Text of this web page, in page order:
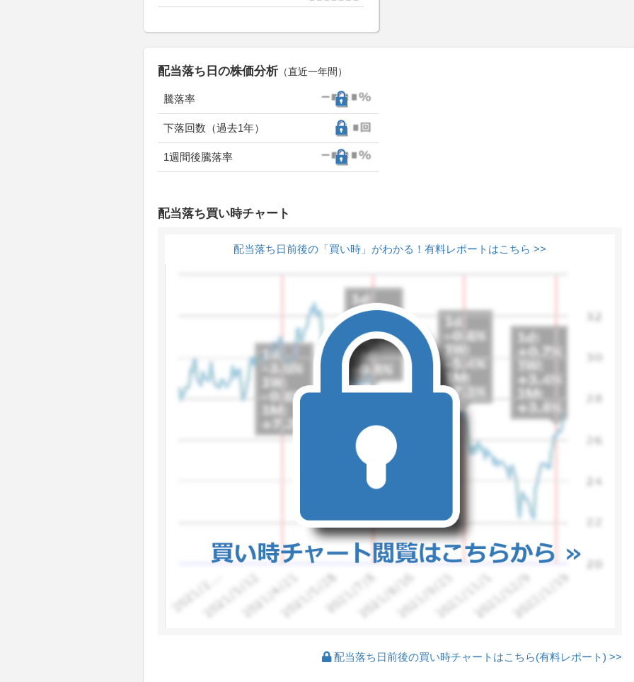
配当落ち日の株価分析（直近一年間）
騰落率
下落回数（過去1年）
1週間後騰落率
配当落ち買い時チャート
配当落ち日前後の「買い時」がわかる！有料レポートはこちら >>
配当落ち日前後の買い時チャートはこちら(有料レポート) >>